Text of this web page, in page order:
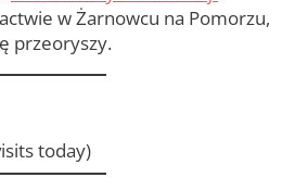
w Żarnowcu na Pomorzu,
przeoryszy.
today)